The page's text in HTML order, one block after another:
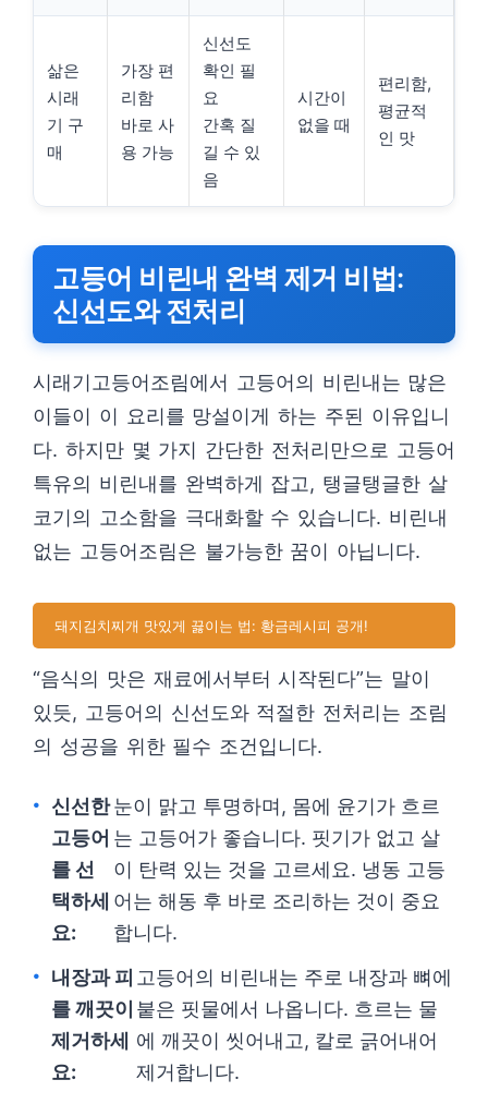
삶은
시래
기 구
매
가장 편
리함
바로 사
용 가능
신선도
확인 필
요
간혹 질
길 수 있
음
시간이
없을 때
편리함,
평균적
인 맛
고등어 비린내 완벽 제거 비법:
신선도와 전처리
시래기고등어조림에서 고등어의 비린내는 많은
이들이 이 요리를 망설이게 하는 주된 이유입니
다. 하지만 몇 가지 간단한 전처리만으로 고등어
특유의 비린내를 완벽하게 잡고, 탱글탱글한 살
코기의 고소함을 극대화할 수 있습니다. 비린내
없는 고등어조림은 불가능한 꿈이 아닙니다.
돼지김치찌개 맛있게 끓이는 법: 황금레시피 공개!
“음식의 맛은 재료에서부터 시작된다”는 말이
있듯, 고등어의 신선도와 적절한 전처리는 조림
의 성공을 위한 필수 조건입니다.
신선한
고등어
를 선
택하세
요:
눈이 맑고 투명하며, 몸에 윤기가 흐르
는 고등어가 좋습니다. 핏기가 없고 살
이 탄력 있는 것을 고르세요. 냉동 고등
어는 해동 후 바로 조리하는 것이 중요
합니다.
내장과 피
를 깨끗이
제거하세
요:
고등어의 비린내는 주로 내장과 뼈에
붙은 핏물에서 나옵니다. 흐르는 물
에 깨끗이 씻어내고, 칼로 긁어내어
제거합니다.